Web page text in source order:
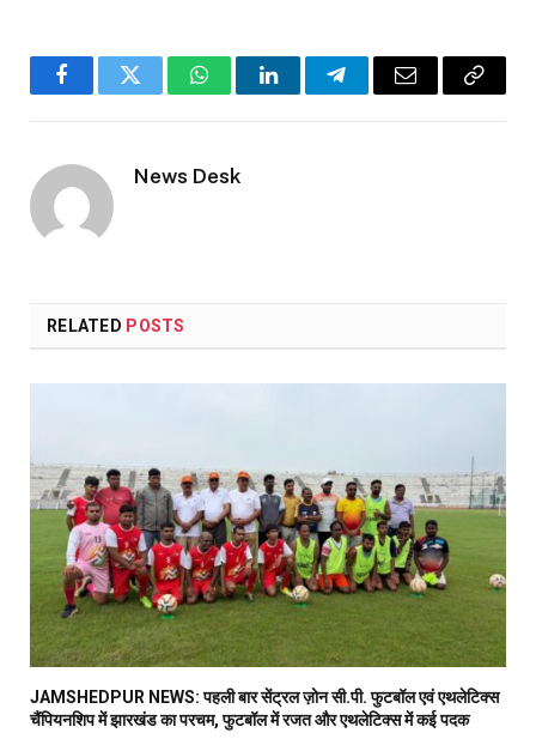
FacebookTwitter WhatsAppLinkedInTelegramEmail
Copy
News Desk
RELATED POSTS
JAMSHEDPUR NEWS: पहली बार सेंट्रल ज़ोन सी.पी. फुटबॉल एवं एथलेटिक्स
चैंपियनशिप में झारखंड का परचम, फुटबॉल में रजत और एथलेटिक्स में कई पदक